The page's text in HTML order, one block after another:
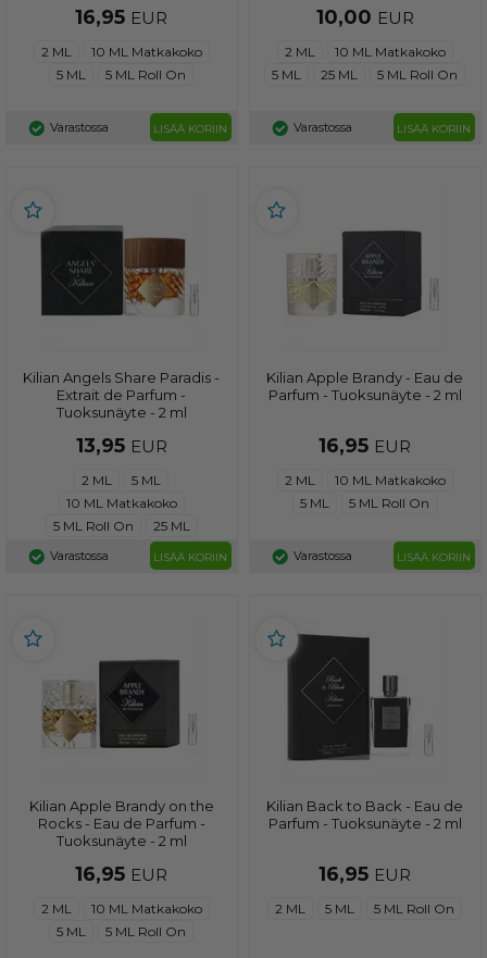
16,95 EUR
2 ML
10 ML Matkakoko
5 ML
5 ML Roll On
Varastossa LISÄÄ KORIIN
10,00 EUR
2 ML
10 ML Matkakoko
5 ML
25 ML 5 ML Roll On
Varastossa LISÄÄ KORIIN
Kilian Angels Share Paradis -
Extrait de Parfum -
Tuoksunäyte - 2 ml
13,95 EUR
2 ML
5 ML
10 ML Matkakoko
5 ML Roll On
25 ML
Varastossa LISÄÄ KORIIN
Kilian Apple Brandy - Eau de
Parfum - Tuoksunäyte - 2 ml
16,95 EUR
2 ML
10 ML Matkakoko
5 ML
5 ML Roll On
Varastossa LISÄÄ KORIIN
Kilian Apple Brandy on the
Rocks - Eau de Parfum -
Tuoksunäyte - 2 ml
16,95 EUR
2 ML
10 ML Matkakoko
5 ML
5 ML Roll On
Kilian Back to Back - Eau de
Parfum - Tuoksunäyte - 2 ml
16,95 EUR
2 ML 5 ML 5 ML Roll On